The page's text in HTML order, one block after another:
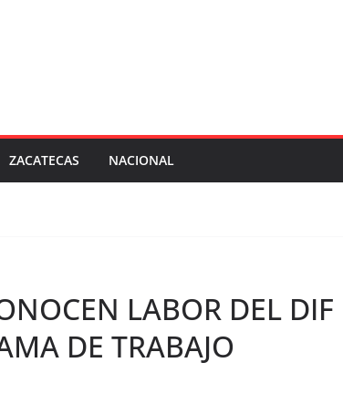
ZACATECAS NACIONAL
LABOR DEL DIF
DE TRABAJO